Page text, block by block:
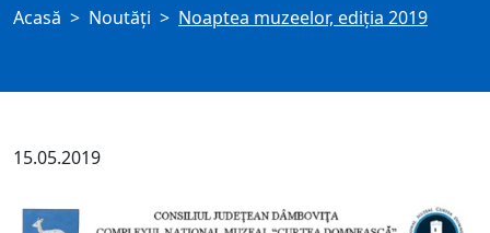
Acasă Noutăți Noaptea muzeelor, ediția 2019
15.05.2019